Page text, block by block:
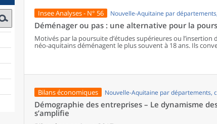
Insee Analyses - N° 56 Nouvelle-Aquitaine par
Déménager ou pas : une alternative pour la
Motivés par la poursuite d’études supérieures ou l’insertion
néo-aquitains déménagent le plus souvent à 18 ans. Ils
grands sites universitaires de la région : Bordeaux, Limoges
opte pour le déménagement, et davantage parmi les plus
mobilités. Ainsi, les bacheliers issus de catégories
risque d’assumer des trajets quotidiens plus longs. Ils sont
les plus proches du domicile de leurs parents, souvent des
production.
Bilans économiques Nouvelle-Aquitaine par départements,
Démographie des entreprises – Le dynamisme
s’amplifie